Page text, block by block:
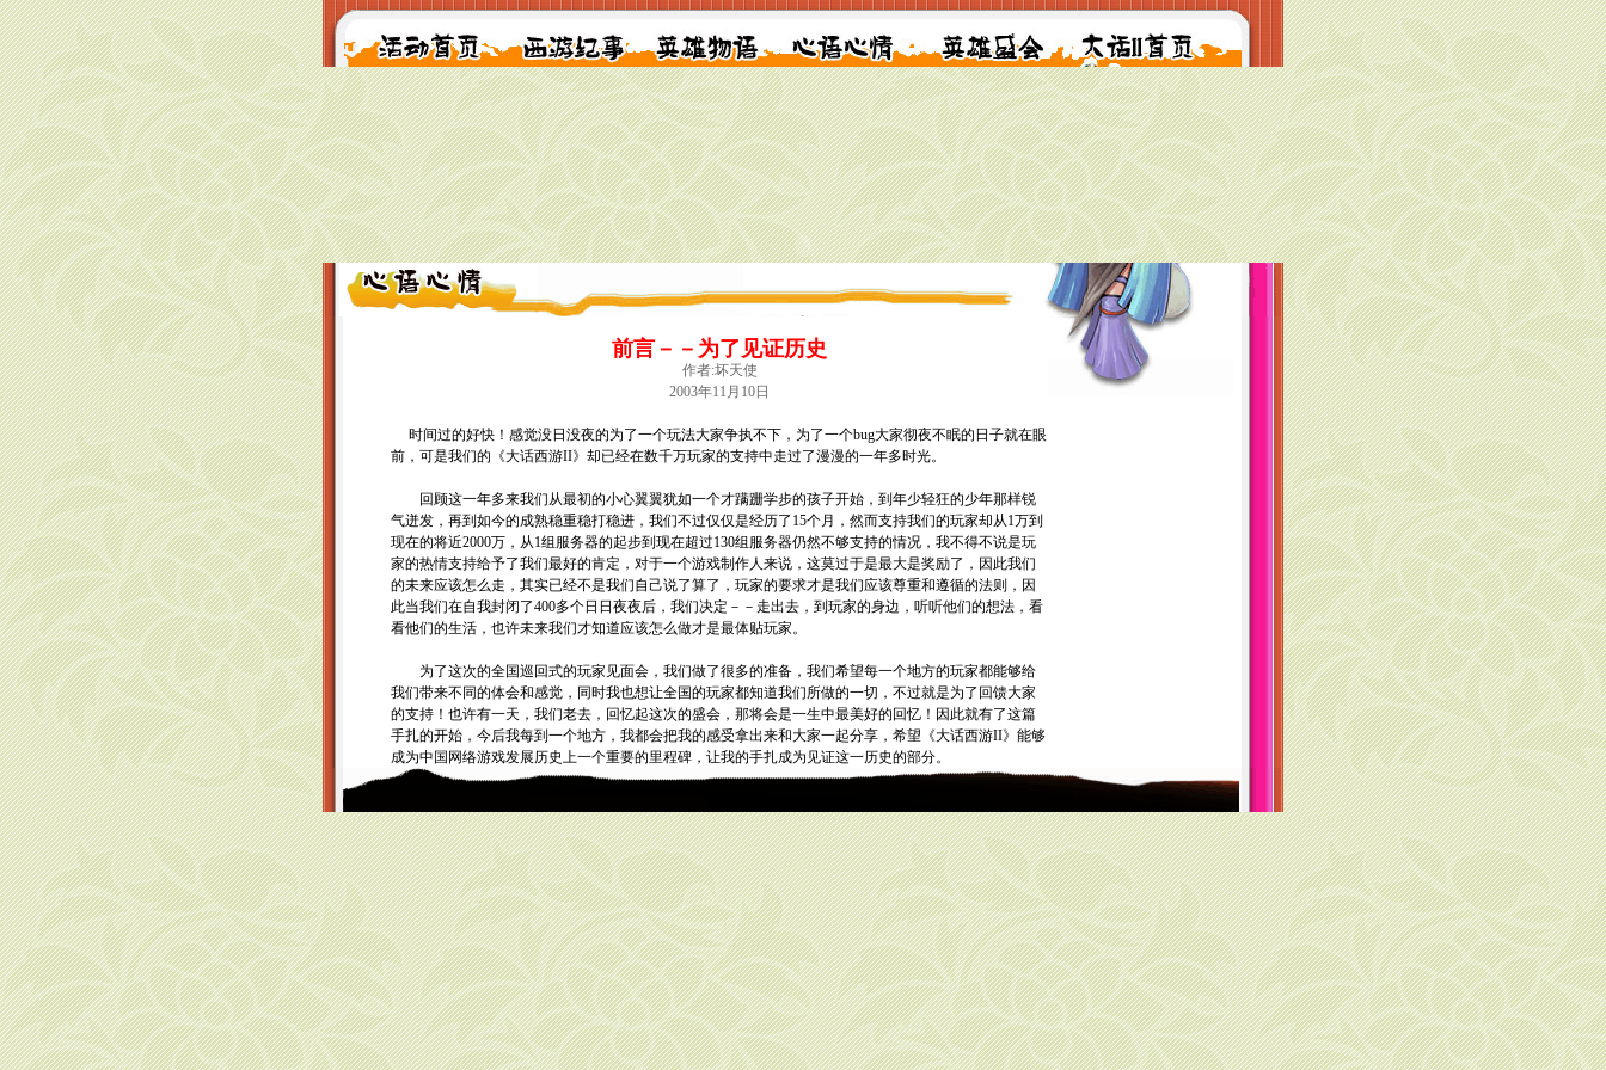
前言－－为了见证历史
作者:坏天使
2003年11月10日
时间过的好快！感觉没日没夜的为了一个玩法大家争执不下，为了一个bug大家彻夜不眠的日子就在眼
前，可是我们的《大话西游II》却已经在数千万玩家的支持中走过了漫漫的一年多时光。
回顾这一年多来我们从最初的小心翼翼犹如一个才蹒跚学步的孩子开始，到年少轻狂的少年那样锐
气迸发，再到如今的成熟稳重稳打稳进，我们不过仅仅是经历了15个月，然而支持我们的玩家却从1万到
现在的将近2000万，从1组服务器的起步到现在超过130组服务器仍然不够支持的情况，我不得不说是玩
家的热情支持给予了我们最好的肯定，对于一个游戏制作人来说，这莫过于是最大是奖励了，因此我们
的未来应该怎么走，其实已经不是我们自己说了算了，玩家的要求才是我们应该尊重和遵循的法则，因
此当我们在自我封闭了400多个日日夜夜后，我们决定－－走出去，到玩家的身边，听听他们的想法，看
看他们的生活，也许未来我们才知道应该怎么做才是最体贴玩家。
为了这次的全国巡回式的玩家见面会，我们做了很多的准备，我们希望每一个地方的玩家都能够给
我们带来不同的体会和感觉，同时我也想让全国的玩家都知道我们所做的一切，不过就是为了回馈大家
的支持！也许有一天，我们老去，回忆起这次的盛会，那将会是一生中最美好的回忆！因此就有了这篇
手扎的开始，今后我每到一个地方，我都会把我的感受拿出来和大家一起分享，希望《大话西游II》能够
成为中国网络游戏发展历史上一个重要的里程碑，让我的手扎成为见证这一历史的部分。